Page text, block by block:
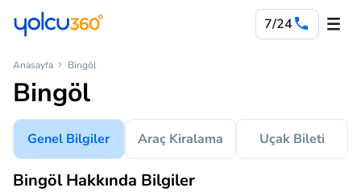
7/24
Anasayfa Bingöl
Bingöl
Genel Bilgiler Araç Kiralama Uçak Bileti
Bingöl Hakkında Bilgiler